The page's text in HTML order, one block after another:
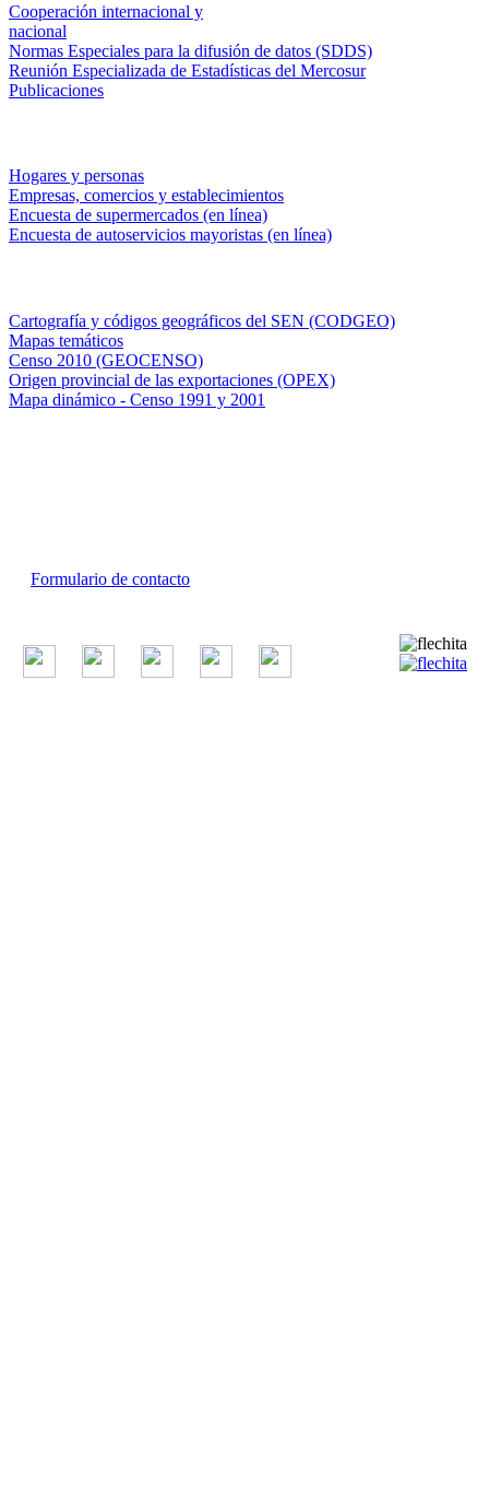
Cooperación internacional y
nacional
Normas Especiales para la difusión de datos (SDDS)
Reunión Especializada de Estadísticas del Mercosur
Publicaciones
Hogares y personas
Empresas, comercios y establecimientos
Encuesta de supermercados (en línea)
Encuesta de autoservicios mayoristas (en línea)
Cartografía y códigos geográficos del SEN (CODGEO)
Mapas temáticos
Censo 2010 (GEOCENSO)
Origen provincial de las exportaciones (OPEX)
Mapa dinámico - Censo 1991 y 2001
Formulario de contacto